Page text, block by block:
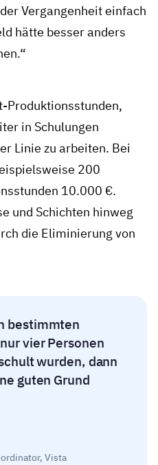
Vergangenheit einfach
hätte besser anders
Produktionsstunden,
in Schulungen
Linie zu arbeiten. Bei
200
10.000 €.
und Schichten hinweg
die Eliminierung von
bestimmten
vier Personen
wurden, dann
guten Grund
Vista